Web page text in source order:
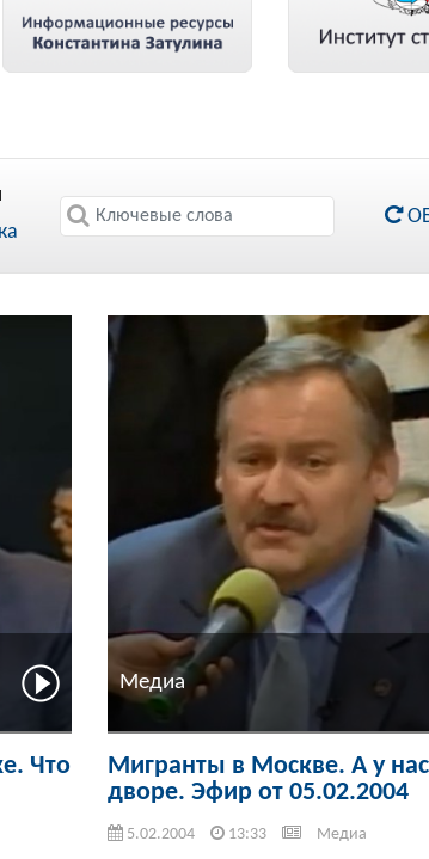
Что
Медиа
Мигранты в Москве. А у
дворе. Эфир от 05.02.2004
5.02.2004 13:33 Медиа